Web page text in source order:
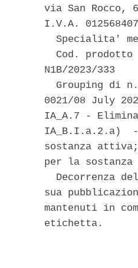
via San
I.V.A.
Specialita'
Cod. prodotto
N1B/2023/333
Grouping di
0021/08 July
IA_A.7 -
IA_B.I.a.2.a)
sostanza
per la
Decorrenza
sua
mantenuti in
etichetta.